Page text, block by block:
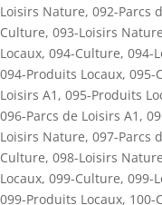
Loisirs Nature, 092-Parcs
Culture, 093-Loisirs Nature
Locaux, 094-Culture, 094-
094-Produits Locaux, 095-
Loisirs A1 , 095-Produits
096-Parcs de Loisirs A1 ,
Loisirs Nature, 097-Parcs
Culture, 098-Loisirs Nature
Locaux, 099-Culture, 099-
099-Produits Locaux, 100-